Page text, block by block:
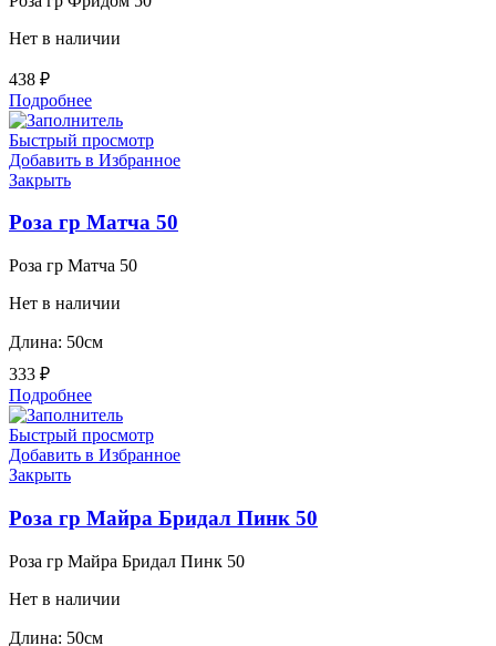
Нет в наличии
438 ₽
Подробнее
Быстрый просмотр
Добавить в Избранное
Закрыть
Роза гр Матча 50
Роза гр Матча 50
Нет в наличии
Длина: 50см
333 ₽
Подробнее
Быстрый просмотр
Добавить в Избранное
Закрыть
Роза гр Майра Бридал Пинк 50
Роза гр Майра Бридал Пинк 50
Нет в наличии
Длина: 50см